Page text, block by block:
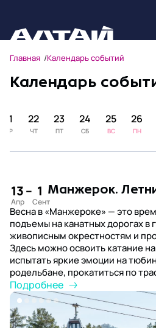
Главная Календарь событий
Календарь
21
СР
22
ЧТ
23
ПТ
24
СБ
25
ВС
26
ПН
13– 1 Манжерок.
Весна в «Манжероке» — это
подъемы на канатных дорогах в
живописным окрестностям и
Здесь можно освоить катание
испытать яркие эмоции на
родельбане, прокатиться по
попробовать полеты на
квадроциклах, а также
живописным уголкам региона и
маральнику.
Подробнее